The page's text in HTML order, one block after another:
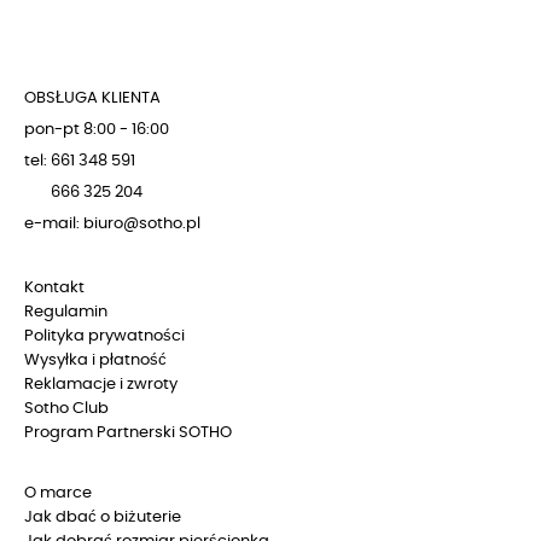
OBSŁUGA KLIENTA
pon-pt 8:00 - 16:00
tel: 661 348 591
666 325 204
e-mail: biuro@sotho.pl
Kontakt
Regulamin
Polityka prywatności
Wysyłka i płatność
Reklamacje i zwroty
Sotho Club
Program Partnerski SOTHO
O marce
Jak dbać o biżuterie